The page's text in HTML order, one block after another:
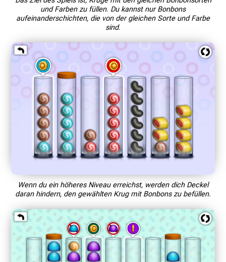
und Farben zu füllen. Du kannst nur Bonbons
aufeinanderschichten, die von der gleichen Sorte und Farbe
sind.
Wenn du ein höheres Niveau erreichst, werden dich Deckel
daran hindern, den gewählten Krug mit Bonbons zu befüllen.